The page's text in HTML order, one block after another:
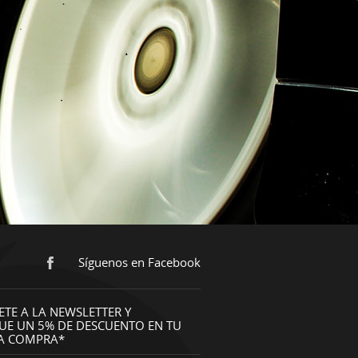
Síguenos en Facebook
A LA NEWSLETTER Y
UN 5% DE DESCUENTO EN TU
COMPRA*